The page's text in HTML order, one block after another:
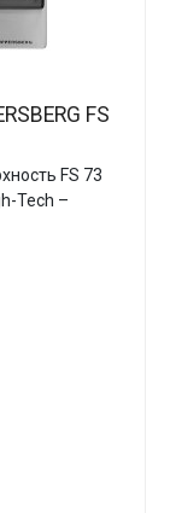
FS
FS 73
Tech –